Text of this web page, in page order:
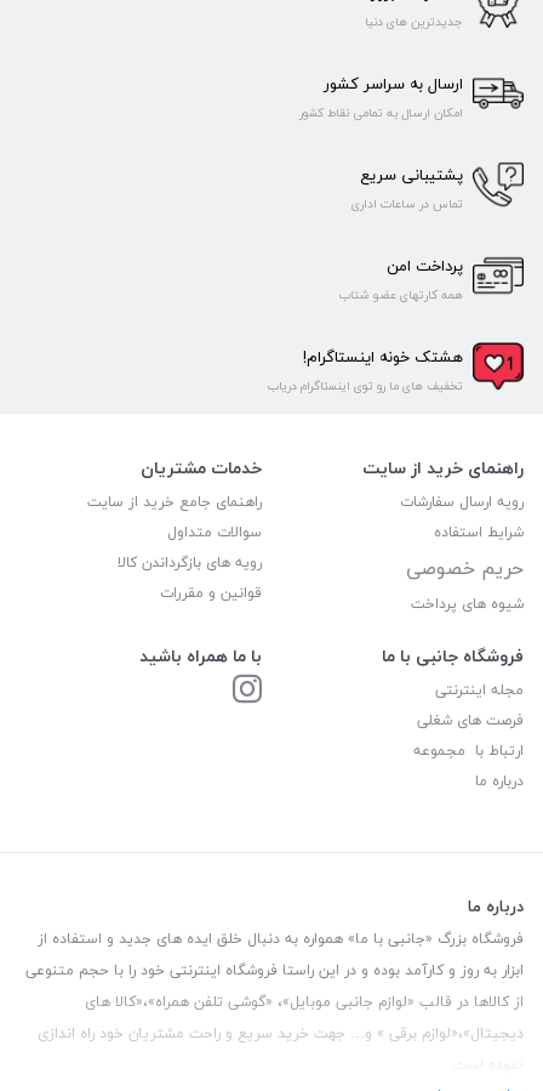
جدیدترین های دنیا
ارسال به سراسر کشور
امکان ارسال به تمامی نقاط کشور
پشتیبانی سریع
تماس در ساعات اداری
پرداخت امن
همه کارتهای عضو شتاب
هشتک خونه اینستاگرام!
تخفیف های ما رو توی اینستاگرام دریاب
راهنمای خرید از سایت
رویه ارسال سفارشات
شرایط استفاده
حریم خصوصی
شیوه های پرداخت
خدمات مشتریان
راهنمای جامع خرید از سایت
سوالات متداول
رویه های بازگرداندن کالا
قوانین و مقررات
فروشگاه جانبی با ما
مجله اینترنتی
فرصت های شغلی
ارتباط با مجموعه
درباره ما
با ما همراه باشید
درباره ما
فروشگاه بزرگ «جانبی با ما» همواره به دنبال خلق ایده های جدید و استفاده از
ابزار به روز و کارآمد بوده و در این راستا فروشگاه اینترنتی خود را با حجم متنوعی
از کالاها در قالب «لوازم جانبی موبایل»، «گوشی تلفن همراه»،«کالا های
دیجیتال»،«لوازم برقی » و… جهت خرید سریع و راحت مشتریان خود راه اندازی